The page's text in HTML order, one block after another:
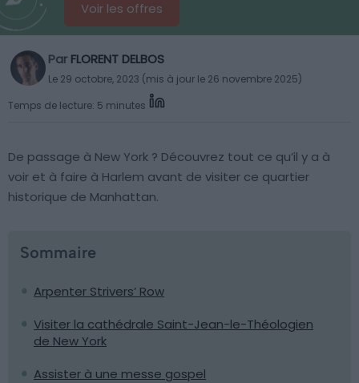
Voir les offres
Par FLORENT DELBOS
Le 29 octobre, 2023 (mis à jour le 26 novembre 2025)
Temps de lecture: 5 minutes
De passage à New York ? Découvrez tout ce qu’il y a à
voir et à faire à Harlem avant de visiter ce quartier
historique de Manhattan.
Sommaire
Arpenter Strivers’ Row
Visiter la cathédrale Saint-Jean-le-Théologien
de New York
Assister à une messe gospel